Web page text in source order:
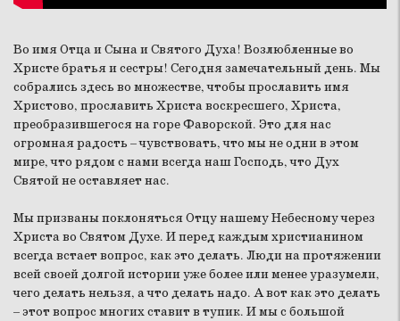
Во имя Отца и Сына и Святого Духа! Возлюбленные во
Христе братья и сестры! Сегодня замечательный день. Мы
собрались здесь во множестве, чтобы прославить имя
Христово, прославить Христа воскресшего, Христа,
преобразившегося на горе Фаворской. Это для нас
огромная радость – чувствовать, что мы не одни в этом
мире, что рядом с нами всегда наш Господь, что Дух
Святой не оставляет нас.
Мы призваны поклоняться Отцу нашему Небесному через
Христа во Святом Духе. И перед каждым христианином
всегда встает вопрос, как это делать. Люди на протяжении
всей своей долгой истории уже более или менее уразумели,
чего делать нельзя, а что делать надо. А вот как это делать
– этот вопрос многих ставит в тупик. И мы с большой